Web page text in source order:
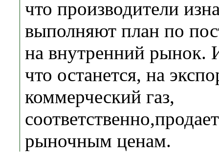
что производители
выполняют план по
на внутренний рынок.
что останется, на
коммерческий газ,
рыночным ценам.